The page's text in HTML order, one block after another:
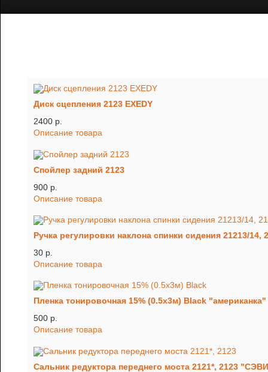
Диск сцепления 2123 EXEDY
2400 p.
Описание товара
Спойлер задний 2123
900 p.
Описание товара
Ручка регулировки наклона спинки сидения 21213/14,
30 p.
Описание товара
Пленка тонировочная 15% (0.5х3м) Black "американка"
500 p.
Описание товара
Сальник редуктора переднего моста 2121*, 2123